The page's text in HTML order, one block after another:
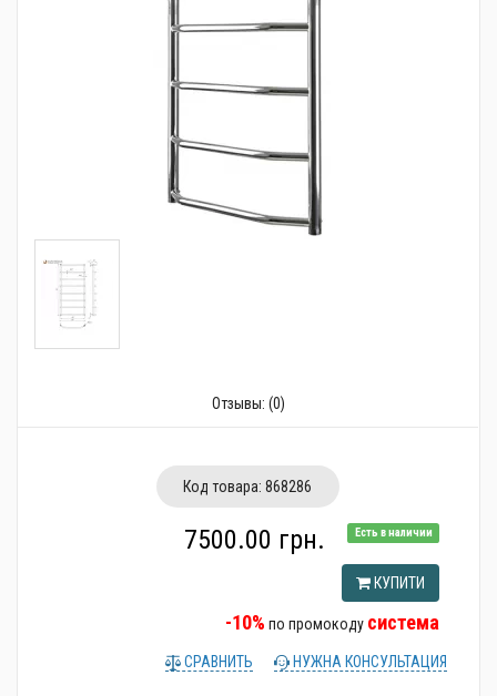
Отзывы: (0)
Код товара: 868286
Есть в наличии
7500.00 грн.
КУПИТИ
-10% по промокоду система
СРАВНИТЬ НУЖНА КОНСУЛЬТАЦИЯ
Трубопровідна арматура
Фільтри
Труби та фітинги